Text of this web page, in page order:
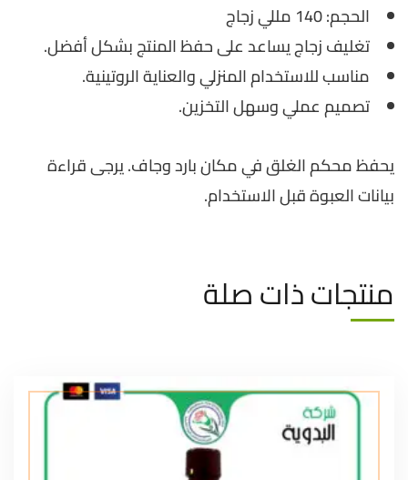
الحجم: 140 مللي زجاج
تغليف زجاج يساعد على حفظ المنتج بشكل أفضل.
مناسب للاستخدام المنزلي والعناية الروتينية.
تصميم عملي وسهل التخزين.
يحفظ محكم الغلق في مكان بارد وجاف. يرجى قراءة
بيانات العبوة قبل الاستخدام.
منتجات ذات صلة